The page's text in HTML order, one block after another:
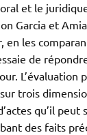
et le
Garcia et
en les
de
L’évaluation
trois
qu’il peut
des faits